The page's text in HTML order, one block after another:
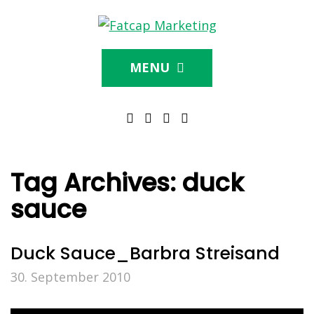
MENU
Tag Archives: duck
sauce
Duck Sauce_Barbra Streisand
30. September 2010